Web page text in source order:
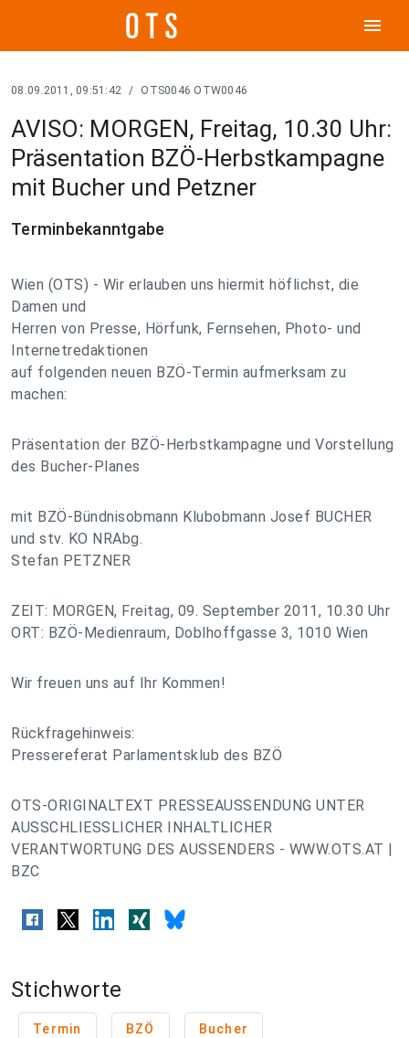
menu
08.09.2011, 09:51:42 / OTS0046 OTW0046
AVISO: MORGEN, Freitag, 10.30 Uhr:
Präsentation BZÖ-Herbstkampagne
mit Bucher und Petzner
Terminbekanntgabe
Wien (OTS) - Wir erlauben uns hiermit höflichst, die
Damen und
Herren von Presse, Hörfunk, Fernsehen, Photo- und
Internetredaktionen
auf folgenden neuen BZÖ-Termin aufmerksam zu
machen:
Präsentation der BZÖ-Herbstkampagne und Vorstellung
des Bucher-Planes
mit BZÖ-Bündnisobmann Klubobmann Josef BUCHER
und stv. KO NRAbg.
Stefan PETZNER
ZEIT: MORGEN, Freitag, 09. September 2011, 10.30 Uhr
ORT: BZÖ-Medienraum, Doblhoffgasse 3, 1010 Wien
Wir freuen uns auf Ihr Kommen!
Rückfragehinweis:
Pressereferat Parlamentsklub des BZÖ
OTS-ORIGINALTEXT PRESSEAUSSENDUNG UNTER
AUSSCHLIESSLICHER INHALTLICHER
VERANTWORTUNG DES AUSSENDERS - WWW.OTS.AT |
BZC
Stichworte
Termin BZÖ Bucher